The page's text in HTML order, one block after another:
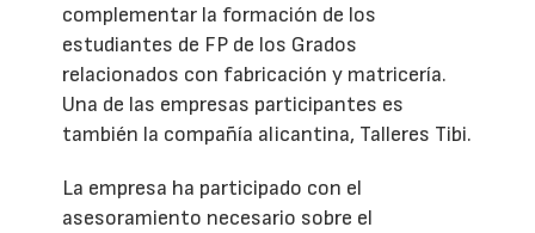
complementar la formación de los
estudiantes de FP de los Grados
relacionados con fabricación y matricería.
Una de las empresas participantes es
también la compañía alicantina, Talleres Tibi.
La empresa ha participado con el
asesoramiento necesario sobre el